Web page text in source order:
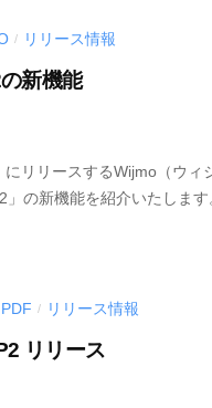
/ リリース情報
新機能
リリースするWijmo（ウィ
の新機能を紹介いたします
PDF / リリース情報
リリース